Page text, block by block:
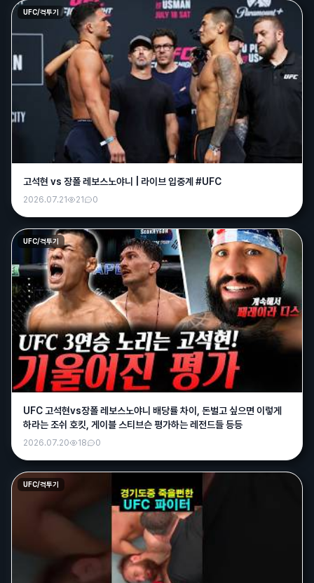
UFC/격투기
고석현 vs 장폴 레보스노야니 | 라이브 입중계 #UFC
2026.07.21 21 0
UFC/격투기
UFC 고석현vs장폴 레보스노야니 배당률 차이, 돈벌고 싶으면 이렇게
하라는 조쉬 호킷, 게이블 스티브슨 평가하는 레전드들 등등
2026.07.20 18 0
UFC/격투기
그사람13:39
오우~어벤져스님 좋은생각이십니다 ㅎㅎ
그사람13:40
아따 포인트 노가다 힘드네요 오목 개꿀잼인데
14:19
포인트 모아서 채굴한번해봐야지
어벤져스20:17
주말이 순삭이네 ㅜ
다들 맛점하세여ㅋ
크크12:30
개덥노
크크12:30
타죽것네
욕조숙녀 12:31
밖에 나갈수 있는 날씨가 아니에여;;
크크12:31
그사람16:14
졸라 덥다 진짜..쪄죽겠어요 밖에 1분만 서있어도 땀이 줄줄
새벽이다
안녕하세여~
날씨 진짜 미쳤네요 ㅎㄷㄷ